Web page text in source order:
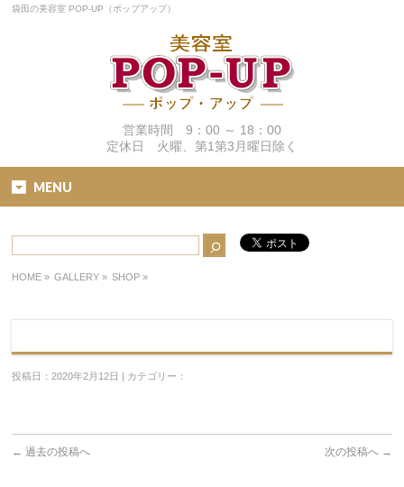
袋田の美容室 POP-UP（ポップアップ）
営業時間 9：00 ～ 18：00
定休日 火曜、第1第3月曜日除く
MENU
HOME » GALLERY » SHOP »
投稿日：2020年2月12日 | カテゴリー：
← 過去の投稿へ 次の投稿へ →